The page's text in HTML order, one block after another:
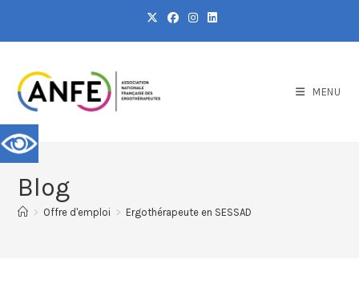
MENU
Blog
> Offre d'emploi > Ergothérapeute en SESSAD